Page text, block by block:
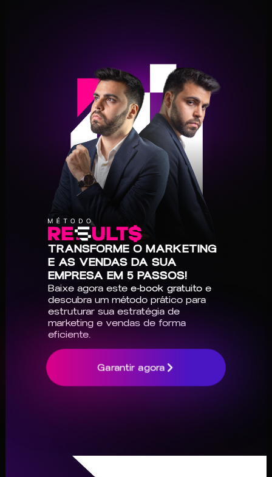
TRANSFORME O MARKETING
E AS VENDAS DA SUA
EMPRESA EM 5 PASSOS!
Baixe agora este e-book gratuito e
descubra um método prático para
estruturar sua estratégia de
marketing e vendas de forma
eficiente.
Garantir agora